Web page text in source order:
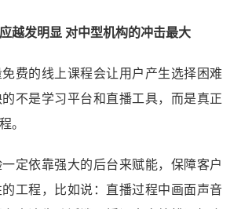
越发明显 对中型机构的冲击最大
费的线上课程会让用户产生选择困难
不是学习平台和直播工具，而是真正
。
定依靠强大的后台来赋能，保障客户
工程，比如说：直播过程中画面声音